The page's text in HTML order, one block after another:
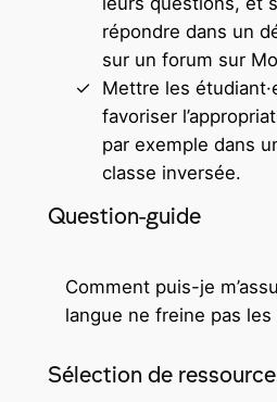
répondre dans un
sur un forum sur
Mettre les
favoriser
par exemple dans
classe inversée.
Question-guide
Comment puis-je
langue ne freine pas les
Sélection de